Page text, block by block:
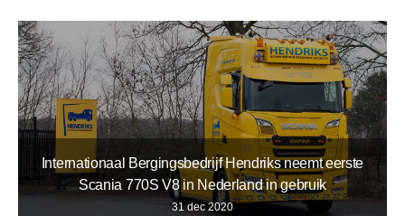
Internationaal Bergingsbedrijf Hendriks neemt eerste
Scania 770S V8 in Nederland in gebruik
31 dec 2020